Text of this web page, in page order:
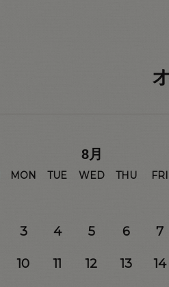
8月
MON TUE WED THU FRI
3 4 5 6 7
10 11 12 13 14